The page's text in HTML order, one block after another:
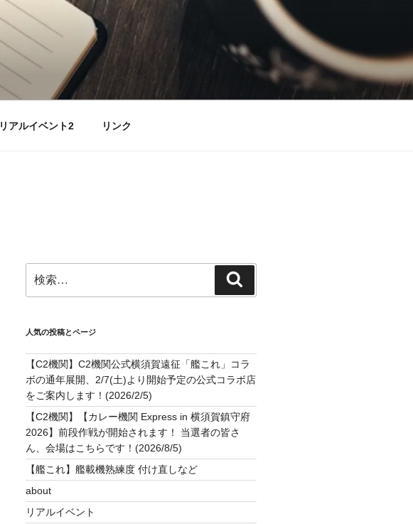
リアルイベント2 リンク
索:
索
人気の投稿とページ
【C2機関】C2機関公式横須賀遠征「艦これ」コラ
ボの通年展開、2/7(土)より開始予定の公式コラボ店
をご案内します！(2026/2/5)
【C2機関】【カレー機関 Express in 横須賀鎮守府
2026】前段作戦が開始されます！ 当選者の皆さ
ん、会場はこちらです！(2026/8/5)
【艦これ】艦載機熟練度 付け直しなど
about
リアルイベント